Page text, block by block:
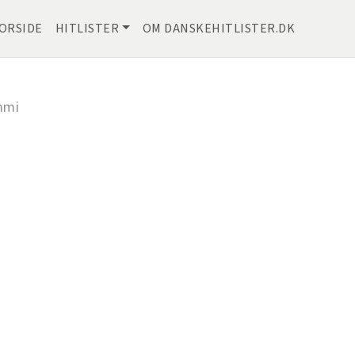
HITLISTER OM DANSKEHITLISTER.DK